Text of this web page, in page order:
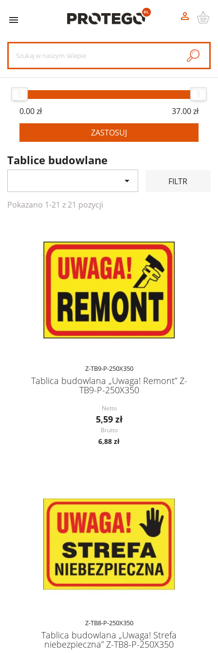
 
0.00 zł
37.00 zł
ZASTOSUJ
Tablice budowlane
 FILTR
Pokazano 1-21 z 21 pozycji
Z-TB9-P-250X350
Tablica budowlana „Uwaga! Remont” Z-
TB9-P-250X350
Netto
5,59 zł
Brutto
6,88 zł
Z-TB8-P-250X350
Tablica budowlana „Uwaga! Strefa
niebezpieczna” Z-TB8-P-250X350